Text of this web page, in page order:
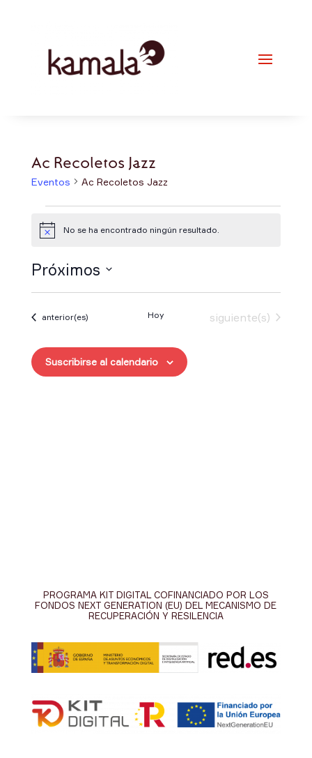
Ac Recoletos Jazz
Eventos Ac Recoletos Jazz
Eventos
Aviso No se ha encontrado ningún resultado.
Próximos
fecha.
Eventos
anterior(es) Hoy Eventos
siguiente(s)
Suscribirse al calendario
PROGRAMA KIT DIGITAL COFINANCIADO POR LOS
FONDOS NEXT GENERATION (EU) DEL MECANISMO DE
RECUPERACIÓN Y RESILENCIA